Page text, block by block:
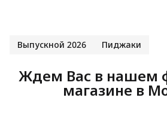
Выпускной 2026 Пиджаки
Ждем Вас в нашем
магазине в